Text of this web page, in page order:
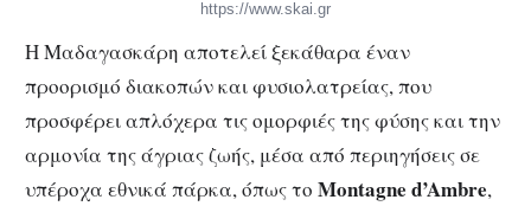
https://www.skai.gr
Η Μαδαγασκάρη αποτελεί ξεκάθαρα έναν
προορισμό διακοπών και φυσιολατρείας, που
προσφέρει απλόχερα τις ομορφιές της φύσης και την
αρμονία της άγριας ζωής, μέσα από περιηγήσεις σε
υπέροχα εθνικά πάρκα, όπως το Montagne d’Ambre,